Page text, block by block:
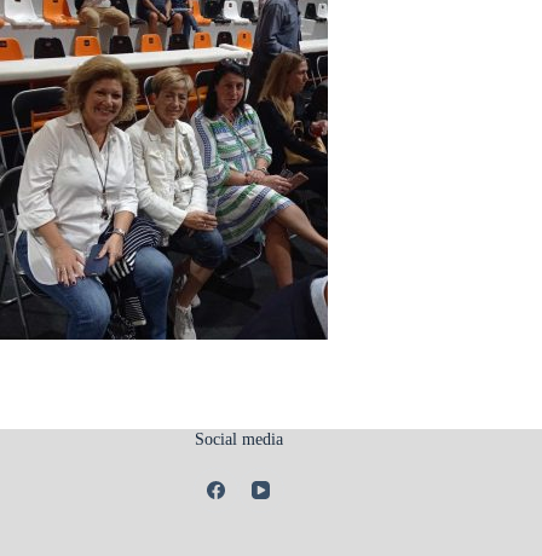
Social media